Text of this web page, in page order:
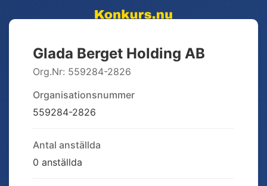
Glada Berget Holding AB
Org.Nr: 559284-2826
Organisationsnummer
559284-2826
Antal anställda
0 anställda